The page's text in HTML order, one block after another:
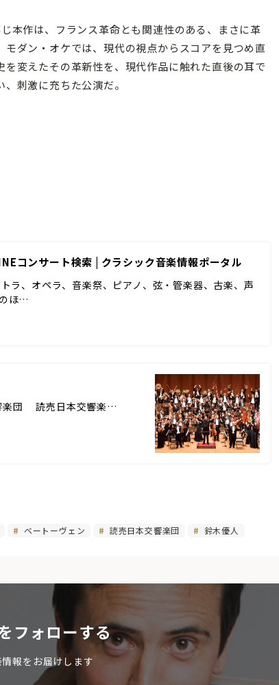
本作は、フランス革命とも関連性のある、まさに革
ダン・オケでは、現代の視点からスコアを見つめ直
変えたその革新性を、現代作品に触れた直後の耳で
刺激に充ちた公演だ。
コンサート検索 | クラシック音楽情報ポータル
ラ、オペラ、音楽祭、ピアノ、弦・管楽器、古楽、声
ほ…
楽団 読売日本交響楽…
ベートーヴェン 読売日本交響楽団 鈴木優人
フォローする
報をお届けします